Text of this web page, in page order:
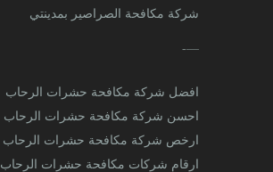
شركة مكافحة الصراصير بمدينتي
—-
افضل شركة مكافحة حشرات الرحاب
احسن شركة مكافحة حشرات الرحاب
ارخص شركة مكافحة حشرات الرحاب
ارقام شركات مكافحة حشرات الرحاب